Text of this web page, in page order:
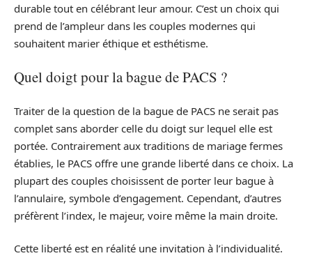
durable tout en célébrant leur amour. C’est un choix qui
prend de l’ampleur dans les couples modernes qui
souhaitent marier éthique et esthétisme.
Quel doigt pour la bague de PACS ?
Traiter de la question de la bague de PACS ne serait pas
complet sans aborder celle du doigt sur lequel elle est
portée. Contrairement aux traditions de mariage fermes
établies, le PACS offre une grande liberté dans ce choix. La
plupart des couples choisissent de porter leur bague à
l’annulaire, symbole d’engagement. Cependant, d’autres
préfèrent l’index, le majeur, voire même la main droite.
Cette liberté est en réalité une invitation à l’individualité.